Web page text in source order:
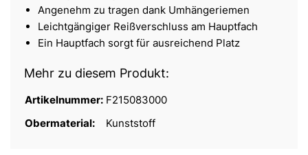
Angenehm zu tragen dank Umhängeriemen
Leichtgängiger Reißverschluss am Hauptfach
Ein Hauptfach sorgt für ausreichend Platz
Mehr zu diesem Produkt:
Artikelnummer: F215083000
Obermaterial:
Kunststoff